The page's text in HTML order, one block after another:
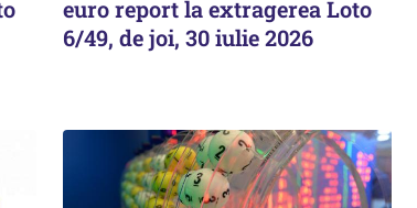
euro report la extragerea Loto
6/49, de joi, 30 iulie 2026